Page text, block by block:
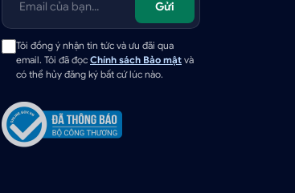
Gửi
Tôi đồng ý nhận tin tức và ưu đãi qua
email. Tôi đã đọc Chính sách Bảo mật và
có thể hủy đăng ký bất cứ lúc nào.